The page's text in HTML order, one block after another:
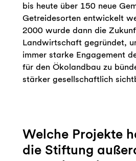
bis heute über 150 neue
Getreidesorten entwickelt
2000 wurde dann die
Landwirtschaft gegründet,
immer starke Engagement
für den Ökolandbau zu
stärker gesellschaftlich
Welche Projekte
die Stiftung